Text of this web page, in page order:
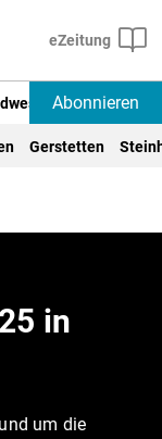
Deutschland
Abonnieren
Gerstetten
in
um die